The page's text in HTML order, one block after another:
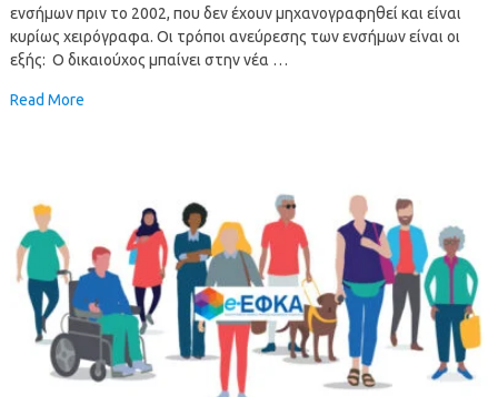
ενσήμων πριν το 2002, που δεν έχουν μηχανογραφηθεί και είναι
κυρίως χειρόγραφα. Οι τρόποι ανεύρεσης των ενσήμων είναι οι
εξής: Ο δικαιούχος μπαίνει στην νέα …
Read More